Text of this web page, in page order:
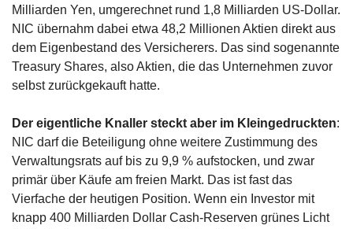
Milliarden Yen, umgerechnet rund 1,8 Milliarden US-Dollar.
NIC übernahm dabei etwa 48,2 Millionen Aktien direkt aus
dem Eigenbestand des Versicherers. Das sind sogenannte
Treasury Shares, also Aktien, die das Unternehmen zuvor
selbst zurückgekauft hatte.
Der eigentliche Knaller steckt aber im Kleingedruckten:
NIC darf die Beteiligung ohne weitere Zustimmung des
Verwaltungsrats auf bis zu 9,9 % aufstocken, und zwar
primär über Käufe am freien Markt. Das ist fast das
Vierfache der heutigen Position. Wenn ein Investor mit
knapp 400 Milliarden Dollar Cash-Reserven grünes Licht